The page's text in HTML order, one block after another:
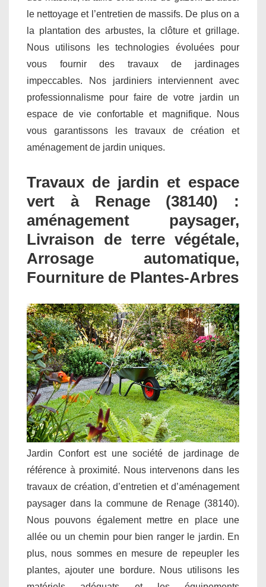
le nettoyage et l’entretien de massifs. De plus on a
la plantation des arbustes, la clôture et grillage.
Nous utilisons les technologies évoluées pour
vous fournir des travaux de jardinages
impeccables. Nos jardiniers interviennent avec
professionnalisme pour faire de votre jardin un
espace de vie confortable et magnifique. Nous
vous garantissons les travaux de création et
aménagement de jardin uniques.
Travaux de jardin et espace
vert à Renage (38140) :
aménagement paysager,
Livraison de terre végétale,
Arrosage automatique,
Fourniture de Plantes-Arbres
Jardin Confort est une société de jardinage de
référence à proximité. Nous intervenons dans les
travaux de création, d’entretien et d’aménagement
paysager dans la commune de Renage (38140).
Nous pouvons également mettre en place une
allée ou un chemin pour bien ranger le jardin. En
plus, nous sommes en mesure de repeupler les
plantes, ajouter une bordure. Nous utilisons les